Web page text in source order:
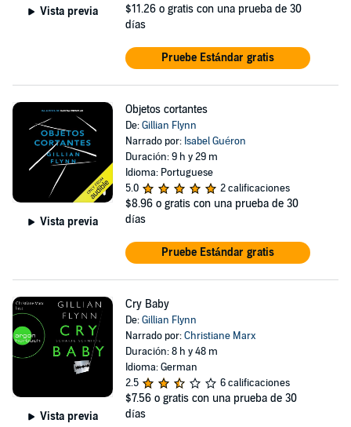
Vista previa $11.26 o gratis con una prueba de 30
días
Pruebe Estándar gratis
Vista previa
Objetos cortantes
De:Gillian Flynn
Narrado por: Isabel Guéron
Duración: 9 h y 29 m
Idioma: Portuguese
5.0
2 calificaciones
$8.96 o gratis con una prueba de 30
días
Pruebe Estándar gratis
Vista previa
Cry Baby
De:Gillian Flynn
Narrado por:Christiane Marx
Duración: 8 h y 48 m
Idioma: German
2.5
6 calificaciones
$7.56 o gratis con una prueba de 30
días